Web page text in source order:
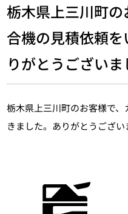
栃木県上三川町
合機の見積依頼
りがとうございま
栃木県上三川町のお客様で
きました。ありがとうござい